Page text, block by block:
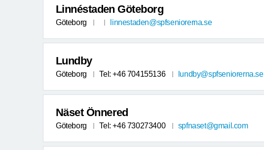
Linnéstaden Göteborg
Göteborg linnestaden@spfseniorerna.se
Lundby
Göteborg Tel: +46 704155136 lundby@spfseniorerna.se
Näset Önnered
Göteborg Tel: +46 730273400 spfnaset@gmail.com